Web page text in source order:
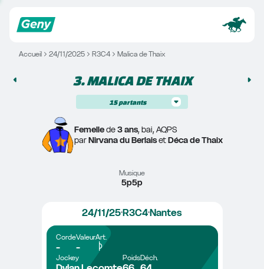
Accueil 24/11/2025 R3C4 Malica de Thaix
3. MALICA DE THAIX
15 partants
Femelle de 3 ans, bai, AQPS
par Nirvana du Berlais et Déca de Thaix
Musique
5p5p
24/11/25R3C4Nantes
Corde
-
Valeur
-
Art.
Jockey PoidsDéch.